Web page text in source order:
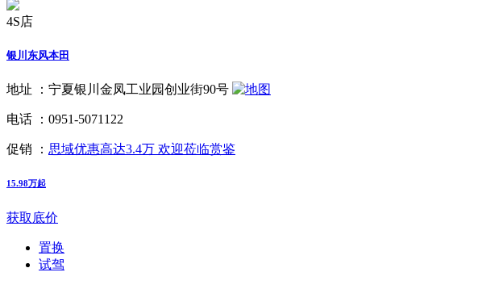
4S店
银川东风本田
地址 ： 宁夏银川金凤工业园创业街90号
电话 ： 0951-5071122
促销 ： 思域优惠高达3.4万 欢迎莅临赏鉴
15.98万起
获取底价
置换
试驾